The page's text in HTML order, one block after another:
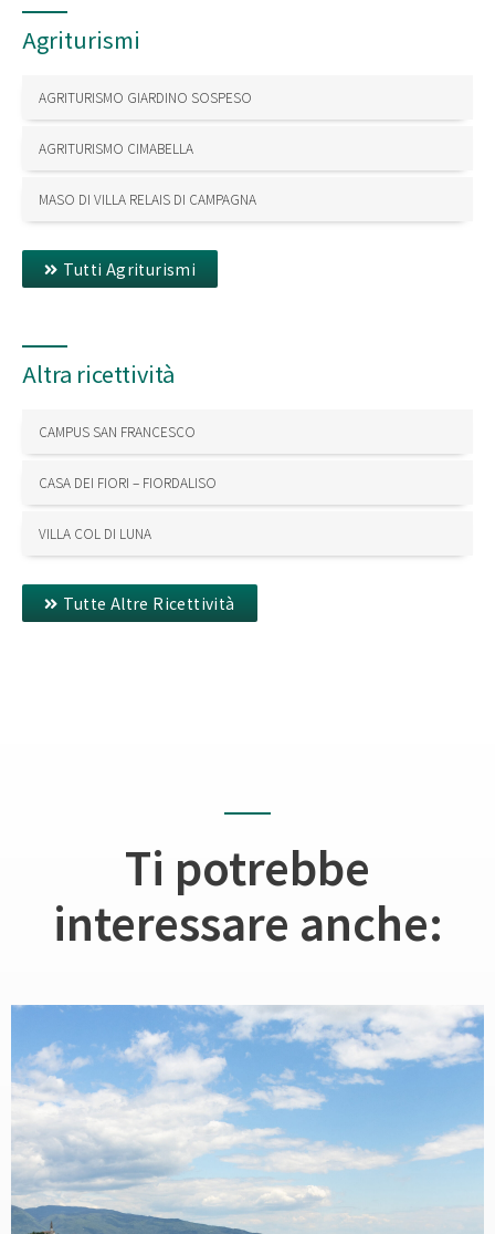
Agriturismi
AGRITURISMO GIARDINO SOSPESO
AGRITURISMO CIMABELLA
MASO DI VILLA RELAIS DI CAMPAGNA
Tutti Agriturismi
Altra ricettività
CAMPUS SAN FRANCESCO
CASA DEI FIORI – FIORDALISO
VILLA COL DI LUNA
Tutte Altre Ricettività
Ti potrebbe
interessare anche: